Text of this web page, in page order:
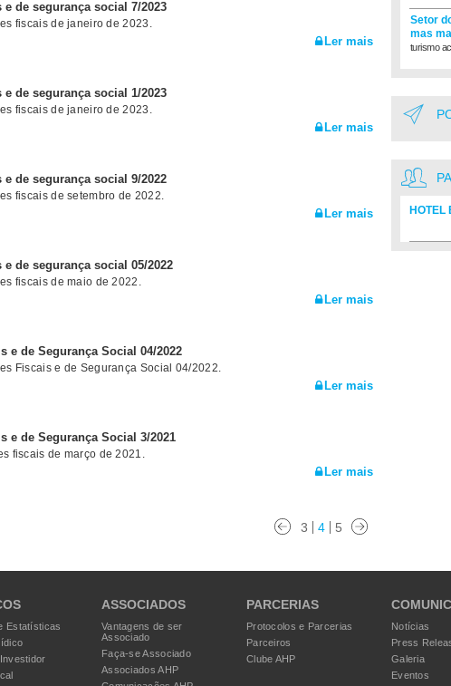
de segurança social 7/2023
fiscais de janeiro de 2023.
Ler mais
de segurança social 1/2023
fiscais de janeiro de 2023.
Ler mais
de segurança social 9/2022
fiscais de setembro de 2022.
Ler mais
de segurança social 05/2022
fiscais de maio de 2022.
Ler mais
e de Segurança Social 04/2022
Fiscais e de Segurança Social 04/2022.
Ler mais
e de Segurança Social 3/2021
fiscais de março de 2021.
Ler mais
3 4 5
Setor
mas
turismo
HOTEL
Estatísticas
ASSOCIADOS
Vantagens de ser
Associado
Faça-se Associado
Associados AHP
PARCERIAS
Protocolos e Parcerias
Parceiros
Clube AHP
Notícias
Press
Galeria
Eventos